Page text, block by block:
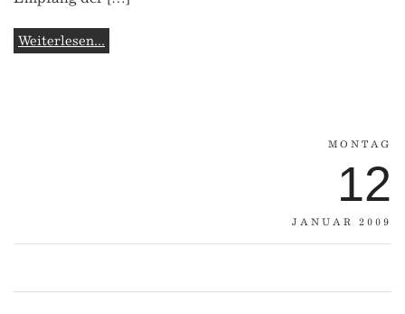
Weiterlesen...
MONTAG
12
JANUAR 2009